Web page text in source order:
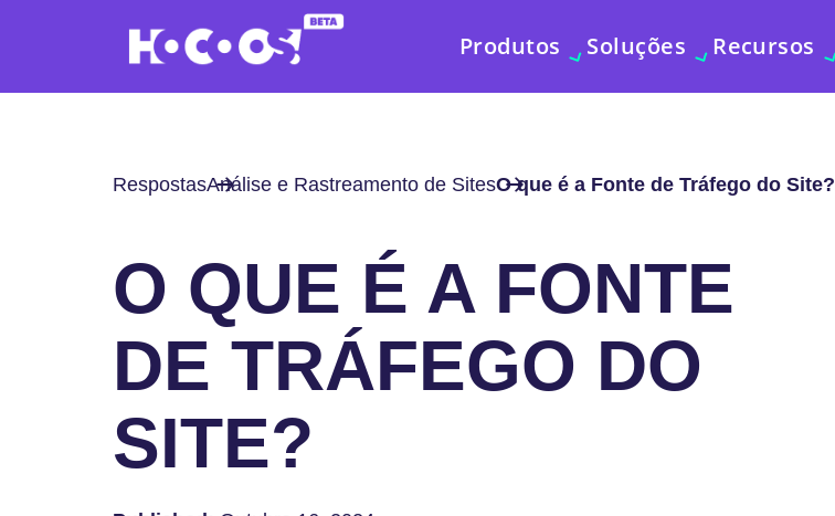
Produtos Soluções Recursos
RespostasAnálise e Rastreamento de SitesO que é a Fonte de Tráfego do Site?
O QUE É A FONTE
DE TRÁFEGO DO
SITE?